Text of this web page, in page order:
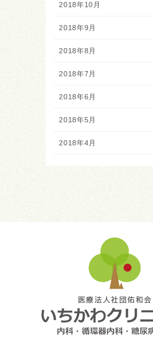
2018年10月
2018年9月
2018年8月
2018年7月
2018年6月
2018年5月
2018年4月